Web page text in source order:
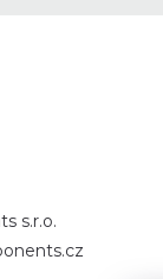
s.r.o.